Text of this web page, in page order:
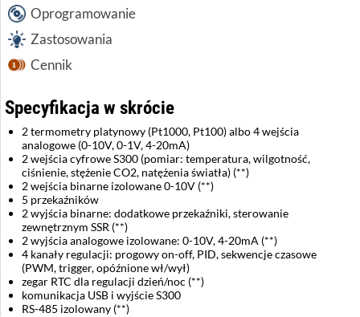
Oprogramowanie
Zastosowania
Cennik
Specyfikacja w skrócie
2 termometry platynowy (Pt1000, Pt100) albo 4 wejścia
analogowe (0-10V, 0-1V, 4-20mA)
2 wejścia cyfrowe S300 (pomiar: temperatura, wilgotność,
ciśnienie, stężenie CO2, natężenia światła) (**)
2 wejścia binarne izolowane 0-10V (**)
5 przekaźników
2 wyjścia binarne: dodatkowe przekaźniki, sterowanie
zewnętrznym SSR (**)
2 wyjścia analogowe izolowane: 0-10V, 4-20mA (**)
4 kanały regulacji: progowy on-off, PID, sekwencje czasowe
(PWM, trigger, opóźnione wł/wył)
zegar RTC dla regulacji dzień/noc (**)
komunikacja USB i wyjście S300
RS-485 izolowany (**)